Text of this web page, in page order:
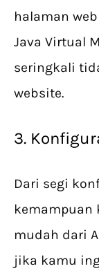
halaman
Java Virtual
seringkali
website.
3.
Dari segi
kemampuan
mudah dari
jika kamu